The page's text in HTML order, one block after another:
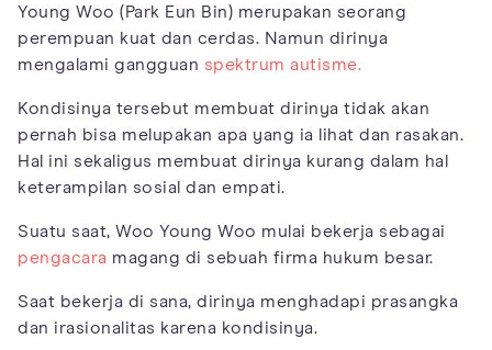
Young Woo (Park Eun Bin) merupakan seorang
perempuan kuat dan cerdas. Namun dirinya
mengalami gangguan spektrum autisme.
Kondisinya tersebut membuat dirinya tidak akan
pernah bisa melupakan apa yang ia lihat dan rasakan.
Hal ini sekaligus membuat dirinya kurang dalam hal
keterampilan sosial dan empati.
Suatu saat, Woo Young Woo mulai bekerja sebagai
pengacara magang di sebuah firma hukum besar.
Saat bekerja di sana, dirinya menghadapi prasangka
dan irasionalitas karena kondisinya.